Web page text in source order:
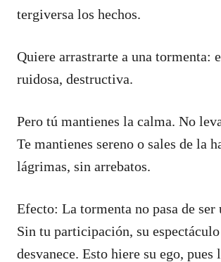
tergiversa los hechos.
Quiere arrastrarte a una tormenta:
ruidosa, destructiva.
Pero tú mantienes la calma. No
Te mantienes sereno o sales de la
lágrimas, sin arrebatos.
Efecto: La tormenta no pasa de ser
Sin tu participación, su espectáculo
desvanece. Esto hiere su ego, pues